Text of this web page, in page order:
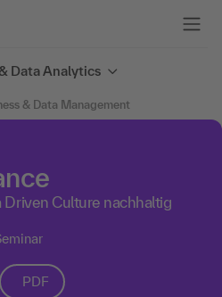
Data Analytics
& Data Management
Culture nachhaltig
PDF